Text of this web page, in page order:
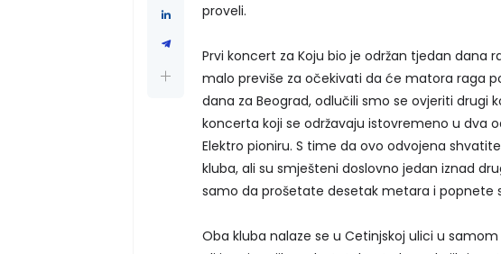
proveli.
Prvi koncert za Koju bio je održan tjedan dana
malo previše za očekivati da će matora raga
dana za Beograd, odlučili smo se ovjeriti drugi
koncerta koji se održavaju istovremeno u dva
Elektro pioniru. S time da ovo odvojena
kluba, ali su smješteni doslovno jedan iznad
samo da prošetate desetak metara i popnete
Oba kluba nalaze se u Cetinjskoj ulici u